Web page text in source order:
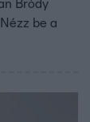
Bródy
be a